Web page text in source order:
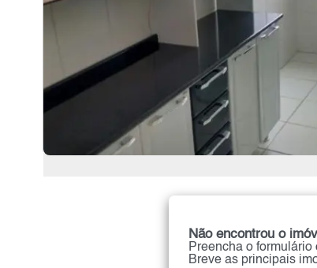
Não encontrou o
Preencha o
Breve as principais